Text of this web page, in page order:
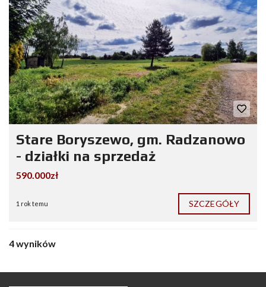
Stare Boryszewo, gm. Radzanowo
- działki na sprzedaż
590.000zł
1 rok temu SZCZEGÓŁY
4 wyników